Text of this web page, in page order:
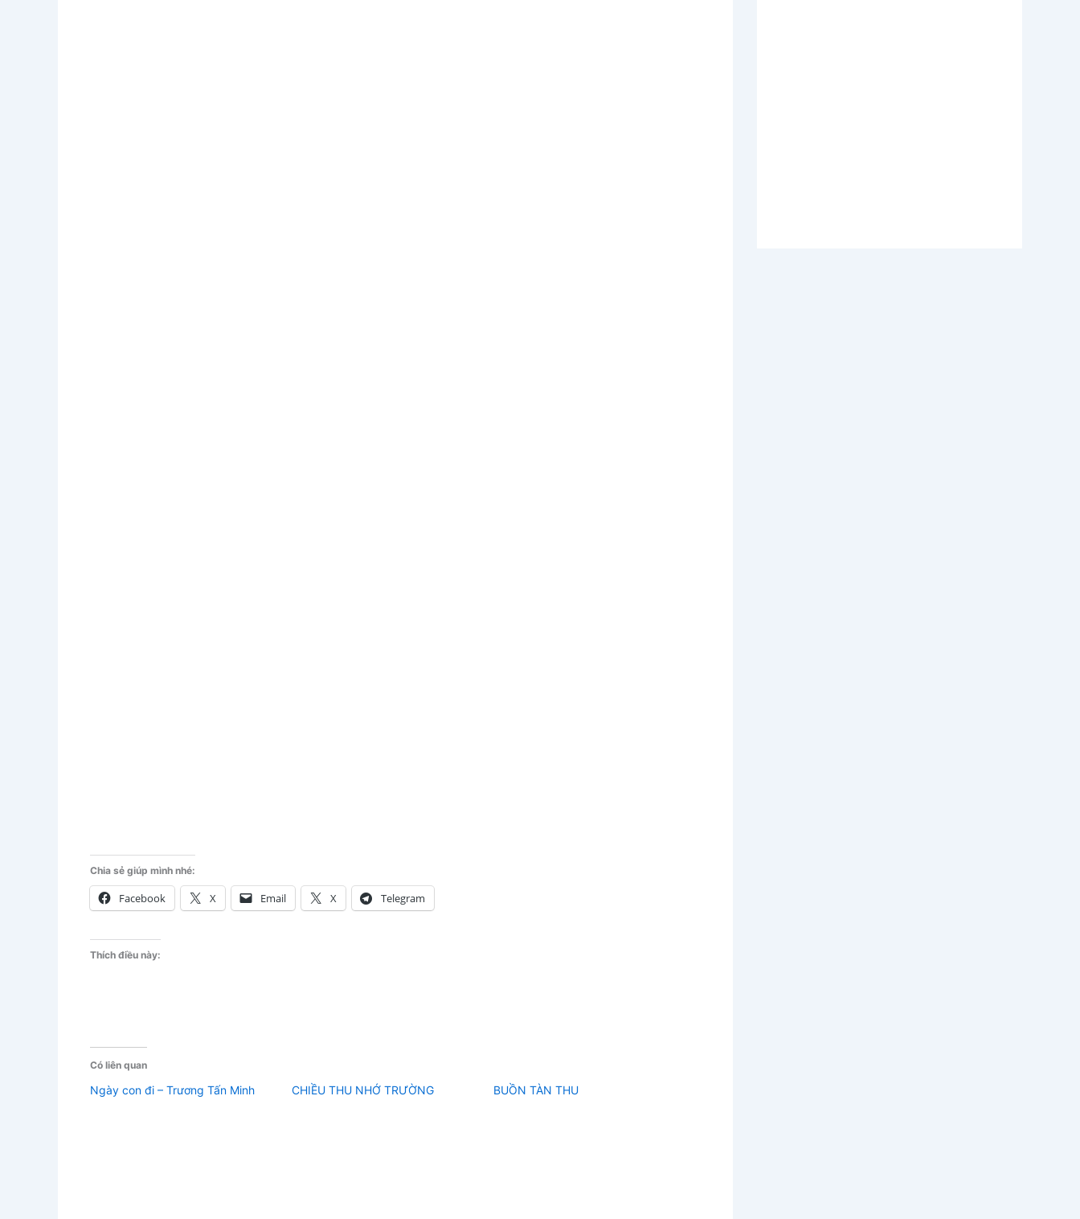
Chia sẻ giúp mình nhé:
Facebook X Email X Telegram
Thích điều này:
Có liên quan
Ngày con đi – Trương Tấn Minh CHIỀU THU NHỚ TRƯỜNG BUỒN TÀN THU